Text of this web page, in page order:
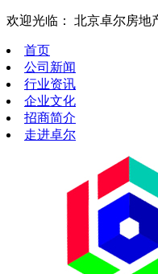
欢迎光临： 北京卓尔房地
首页
公司新闻
行业资讯
企业文化
招商简介
走进卓尔